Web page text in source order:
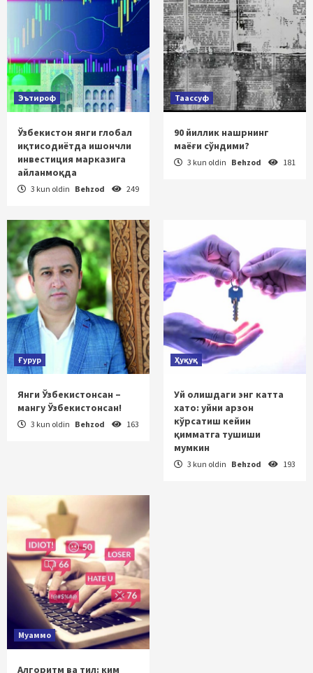
Эътироф
Ўзбекистон янги глобал
иқтисодиётда ишончли
инвестиция марказига
айланмоқда
3 kun oldin Behzod 249
Таассуф
90 йиллик нашрнинг
маёғи сўндими?
3 kun oldin Behzod 181
Ғурур
Янги Ўзбекистонсан –
мангу Ўзбекистонсан!
3 kun oldin Behzod 163
Ҳуқуқ
Уй олишдаги энг катта
хато: уйни арзон
кўрсатиш кейин
қимматга тушиши
мумкин
3 kun oldin Behzod 193
Муаммо
Алгоритм ва тил: ким